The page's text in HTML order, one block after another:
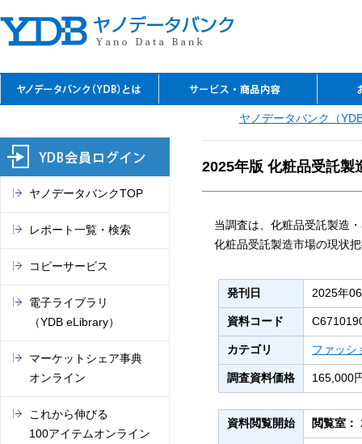
閲覧
電子
（
レファレンスサービス
YDBコピーサービス
デジタルコンテンツ
マー
オン
これ
市場
TSR
セミナーのご案内
閲覧室アクセス
お問
（入
ご入
ご契
よく
ご案
ヤノデータバンク（
2025年版 化粧品受託製
当調査は、化粧品受託製造
化粧品受託製造市場の現状
発刊日 2025年
資料コード
カテゴリ ファッシ
調査資料価格 165,000
資料閲覧開始 閲覧室：
ヤノデータバンクTOP
レポート一覧・検索
コピーサービス
電子ライブラリ
（YDB eLibrary）
マーケットシェア事典
オンライン
これから伸びる
100アイテムオンライン